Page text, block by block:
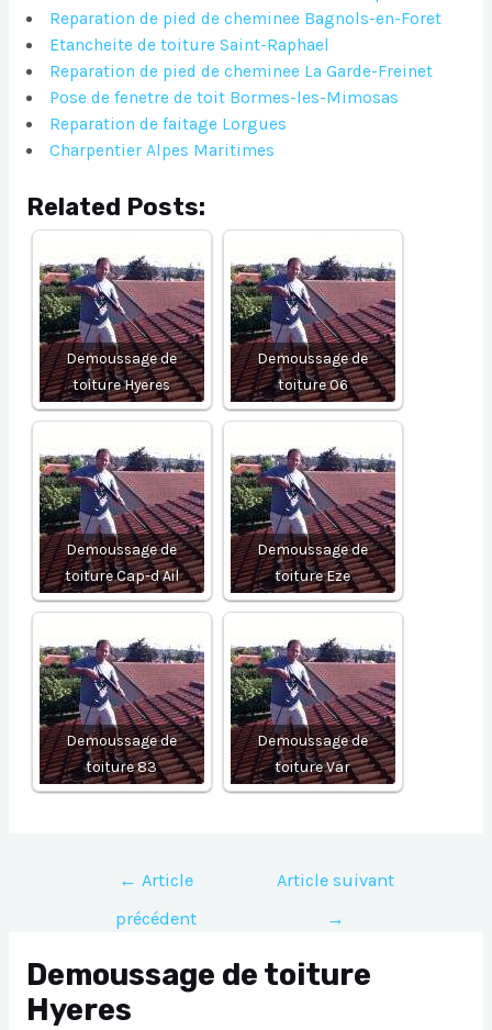
Reparation de pied de cheminee Bagnols-en-Foret
Etancheite de toiture Saint-Raphael
Reparation de pied de cheminee La Garde-Freinet
Pose de fenetre de toit Bormes-les-Mimosas
Reparation de faitage Lorgues
Charpentier Alpes Maritimes
Related Posts:
Demoussage de
toiture Hyeres
Demoussage de
toiture 06
Demoussage de
toiture Cap-d Ail
Demoussage de
toiture Eze
Demoussage de
toiture 83
Demoussage de
toiture Var
Navigation
l’article
← Article
précédent
Article suivant
→
Demoussage de toiture
Hyeres